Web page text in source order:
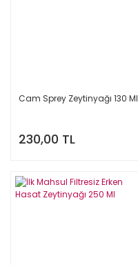
Cam Sprey Zeytinyağı 130 Ml
230,00 TL